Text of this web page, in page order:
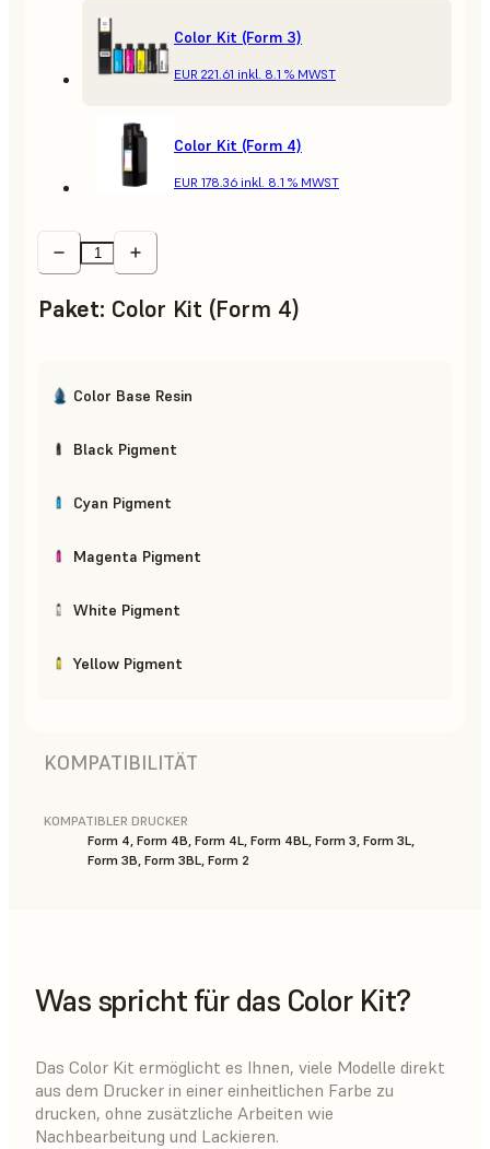
Color Kit (Form 3)
EUR 221.61 inkl. 8.1 % MWST
Color Kit (Form 4)
EUR 178.36 inkl. 8.1 % MWST
Paket: Color Kit (Form 4)
Color Base Resin
Black Pigment
Cyan Pigment
Magenta Pigment
White Pigment
Yellow Pigment
KOMPATIBILITÄT
KOMPATIBLER DRUCKER
Form 4, Form 4B, Form 4L, Form 4BL, Form 3, Form 3L,
Form 3B, Form 3BL, Form 2
Was spricht für das Color Kit?
Das Color Kit ermöglicht es Ihnen, viele Modelle direkt
aus dem Drucker in einer einheitlichen Farbe zu
drucken, ohne zusätzliche Arbeiten wie
Nachbearbeitung und Lackieren.